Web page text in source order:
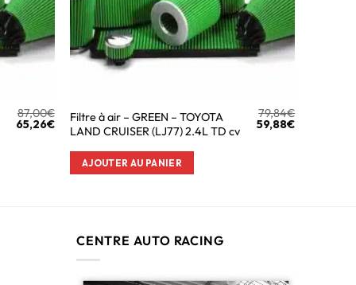
87,00€
65,26€
Filtre à air – GREEN – TOYOTA
LAND CRUISER (LJ77) 2.4L TD cv
79,84€
59,88€
AJOUTER AU PANIER
CENTRE AUTO RACING